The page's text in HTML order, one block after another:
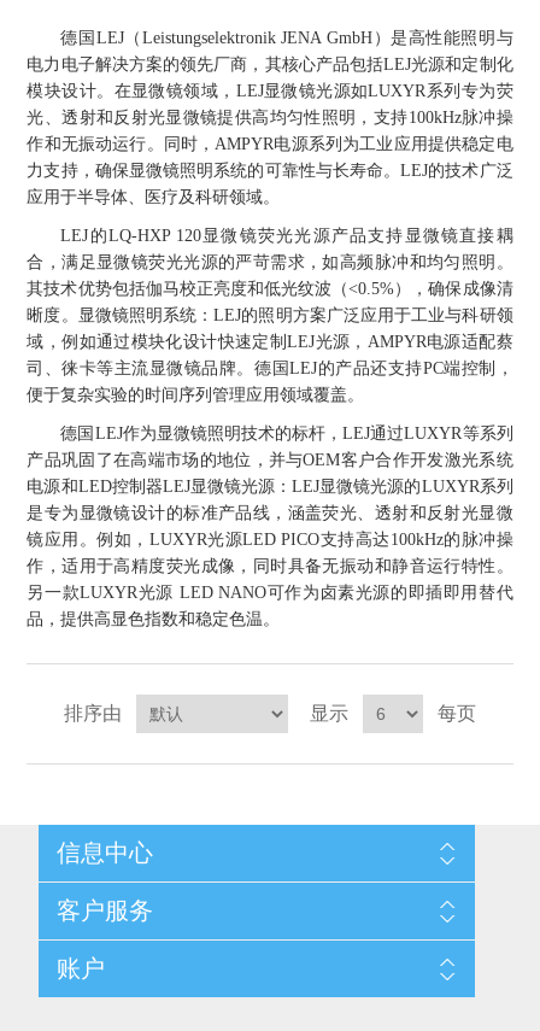
OCT干涉仪单元
OCT扫描系统
离线 IV 测试仪
光能评价设备
TLM
Others
湿法设备
立式炉管设备
离子注入设备
快速热处理设备
外延设备
GD-MS / ICP-MS
X射线晶体定向仪
硅片硅块厚度
X射线形貌仪
半导体设备用光源
Holoeye空间光调制器
薄膜铌酸锂
相位调制器
耗材售后/维修/校准
ECV配件
TLM配件
Sinton Instruments 配件
标准样品（光伏）
其他
等离子体局部废气处理设备
精密电子秤
激光尘埃粒子计数器
薄层电阻量测系统
太阳模拟器
X射线类
客户伙伴计划
德国 LEJ（ Leistungselektronik JENA GmbH）是高性能照明与
电力电子解决方案的领先厂商，其核心产品包括LEJ光源和定制化
模块设计。在显微镜领域，LEJ显微镜光源如LUXYR系列专为荧
光、透射和反射光显微镜提供高均匀性照明，支持100kHz脉冲操
作和无振动运行。同时，AMPYR电源系列为工业应用提供稳定电
力支持，确保显微镜照明系统的可靠性与长寿命。LEJ的技术广泛
应用于半导体、医疗及科研领域。
LEJ的LQ-HXP 120显微镜荧光光源产品支持显微镜直接耦
合，满足显微镜荧光光源的严苛需求，如高频脉冲和均匀照明。
其技术优势包括伽马校正亮度和低光纹波（<0.5%），确保成像清
晰度。显微镜照明系统：LEJ的照明方案广泛应用于工业与科研领
域，例如通过模块化设计快速定制LEJ光源， AMPYR电源适配蔡
司、徕卡等主流显微镜品牌。德国LEJ的产品还支持PC端控制，
便于复杂实验的时间序列管理应用领域覆盖。
德国 LEJ作为显微镜照明技术的标杆，LEJ通过LUXYR等系列
产品巩固了在高端市场的地位，并与OEM客户合作开发激光系统
电源和LED控制器LEJ显微镜光源：LEJ显微镜光源的LUXYR系列
是专为显微镜设计的标准产品线，涵盖荧光、透射和反射光显微
镜应用。例如，LUXYR光源LED PICO支持高达 100kHz的脉冲操
作，适用于高精度荧光成像，同时具备无振动和静音运行特性。
另一款LUXYR光源 LED NANO可作为卤素光源的即插即用替代
品，提供高显色指数和稳定色温。
排序由 显示 每页
信息中心
配送与退换政策
隐私条款
关于我们
客户服务
新闻
博客
账户